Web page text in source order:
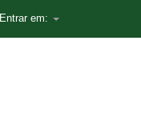
Entrar em: